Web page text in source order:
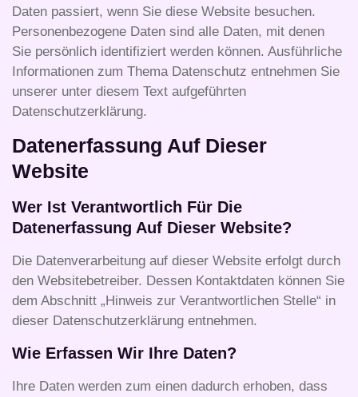
Daten passiert, wenn Sie diese Website besuchen.
Personenbezogene Daten sind alle Daten, mit denen
Sie persönlich identifiziert werden können. Ausführliche
Informationen zum Thema Datenschutz entnehmen Sie
unserer unter diesem Text aufgeführten
Datenschutzerklärung.
Datenerfassung Auf Dieser
Website
Wer Ist Verantwortlich Für Die
Datenerfassung Auf Dieser Website?
Die Datenverarbeitung auf dieser Website erfolgt durch
den Websitebetreiber. Dessen Kontaktdaten können Sie
dem Abschnitt „Hinweis zur Verantwortlichen Stelle“ in
dieser Datenschutzerklärung entnehmen.
Wie Erfassen Wir Ihre Daten?
Ihre Daten werden zum einen dadurch erhoben, dass